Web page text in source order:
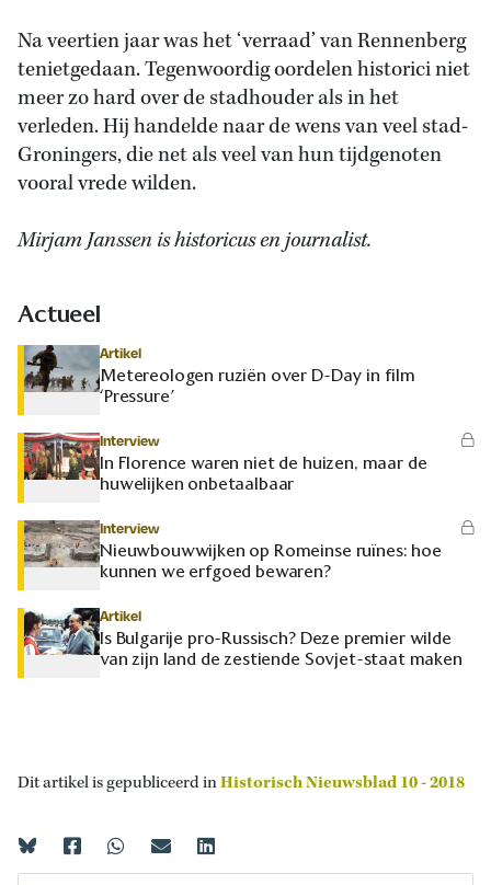
Na veertien jaar was het ‘verraad’ van Rennenberg
tenietgedaan. Tegenwoordig oordelen historici niet
meer zo hard over de stadhouder als in het
verleden. Hij handelde naar de wens van veel stad-
Groningers, die net als veel van hun tijdgenoten
vooral vrede wilden.
Mirjam Janssen is historicus en journalist.
Actueel
Artikel
Metereologen ruziën over D-Day in film
‘Pressure’
Interview
In Florence waren niet de huizen, maar de
huwelijken onbetaalbaar
Interview
Nieuwbouwwijken op Romeinse ruïnes: hoe
kunnen we erfgoed bewaren?
Artikel
Is Bulgarije pro-Russisch? Deze premier wilde
van zijn land de zestiende Sovjet-staat maken
Dit artikel is gepubliceerd inHistorisch Nieuwsblad 10 - 2018